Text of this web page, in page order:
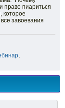
право пиариться
которое
завоевания
,